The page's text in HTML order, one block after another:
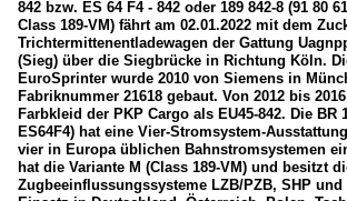
842 bzw. ES 64 F4 - 842 oder 189 842-8 (91 80
Class 189-VM) fährt am 02.01.2022 mit dem
Trichtermittenentladewagen der Gattung
(Sieg) über die Siegbrücke in Richtung Köln.
EuroSprinter wurde 2010 von Siemens in
Fabriknummer 21618 gebaut. Von 2012 bis
Farbkleid der PKP Cargo als EU45-842. Die BR
ES64F4) hat eine Vier-Stromsystem-
vier in Europa üblichen Bahnstromsystemen
hat die Variante M (Class 189-VM) und besitzt
Zugbeeinflussungssysteme LZB/PZB, SHP